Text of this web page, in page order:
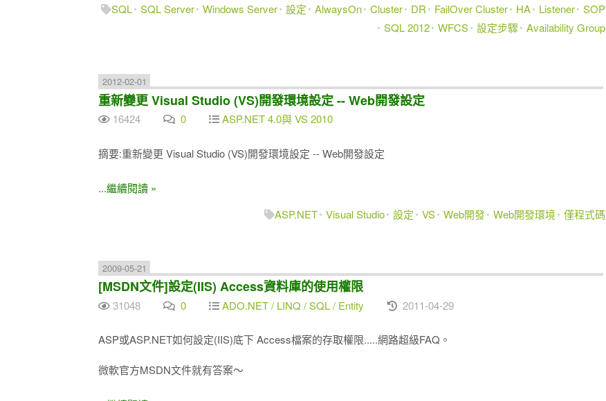
SQL SQL Server Windows Server 設定 AlwaysOn Cluster DR FailOver Cluster HA Listener SOP
SQL 2012 WFCS 設定步驟 Availability Group
2012-02-01
重新變更 Visual Studio (VS)開發環境設定 -- Web開發設定
16424 0 ASP.NET 4.0與 VS 2010
摘要:重新變更 Visual Studio (VS)開發環境設定 -- Web開發設定
...繼續閱讀 »
ASP.NET Visual Studio 設定 VS Web開發 Web開發環境 僅程式碼
2009-05-21
[MSDN文件]設定(IIS) Access資料庫的使用權限
31048 0 ADO.NET / LINQ / SQL / Entity 2011-04-29
ASP或ASP.NET如何設定(IIS)底下 Access檔案的存取權限.....網路超級FAQ。
微軟官方MSDN文件就有答案～